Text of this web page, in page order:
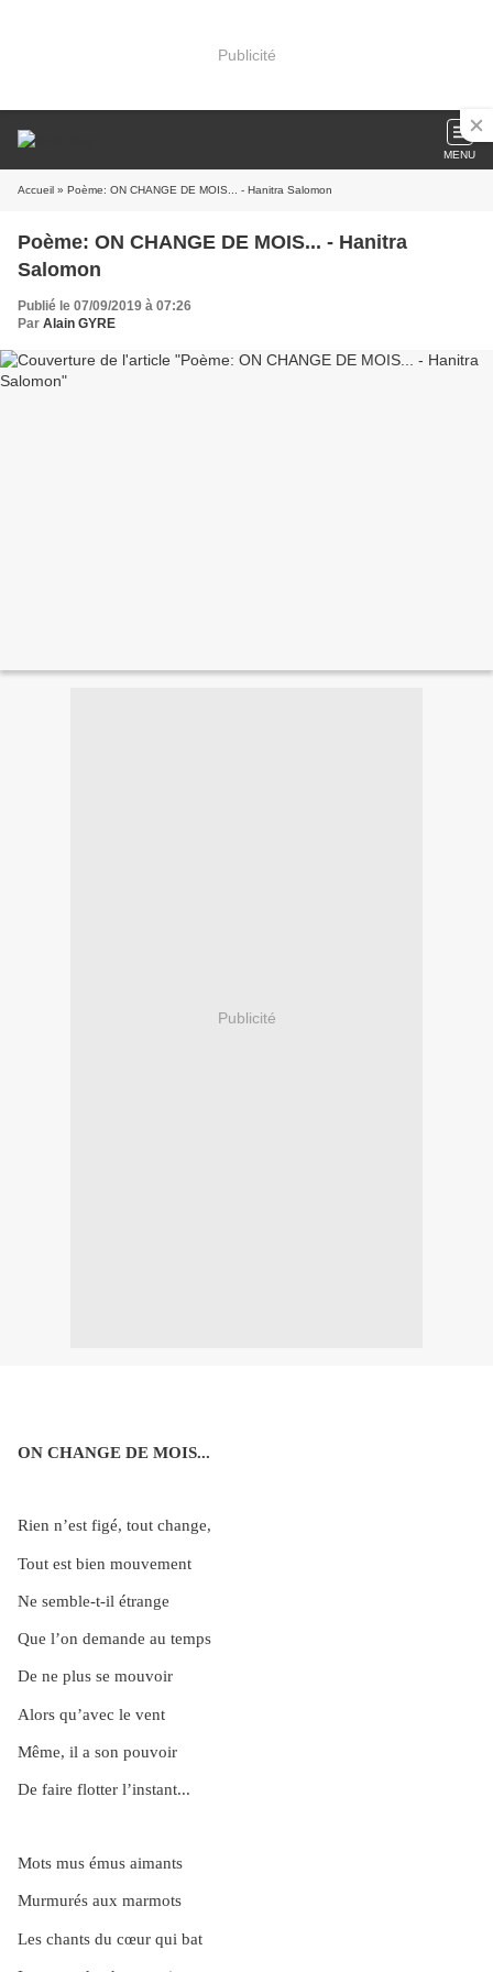
Publicité
MENU
Accueil » Poème: ON CHANGE DE MOIS... - Hanitra Salomon
Poème: ON CHANGE DE MOIS... - Hanitra
Salomon
Publié le 07/09/2019 à 07:26
Par Alain GYRE
Publicité
ON CHANGE DE MOIS...
Rien n’est figé, tout change,
Tout est bien mouvement
Ne semble-t-il étrange
Que l’on demande au temps
De ne plus se mouvoir
Alors qu’avec le vent
Même, il a son pouvoir
De faire flotter l’instant...
Mots mus émus aimants
Murmurés aux marmots
Les chants du cœur qui bat